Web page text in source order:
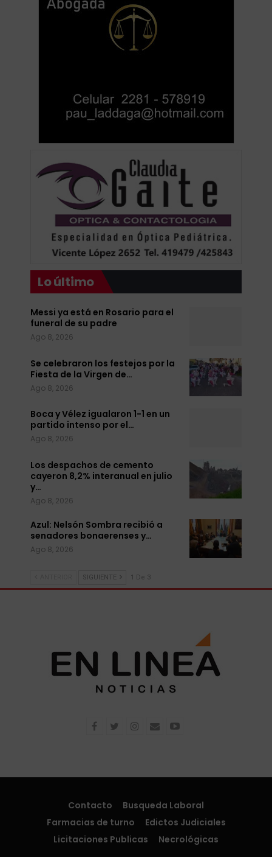
Lo último
Messi ya está en Rosario para el
funeral de su padre
Ago 8, 2026
Se celebraron los festejos por la
Fiesta de la Virgen de…
Ago 8, 2026
Boca y Vélez igualaron 1-1 en un
partido intenso por el…
Ago 8, 2026
Los despachos de cemento
cayeron 8,2% interanual en julio
y…
Ago 8, 2026
Azul: Nelsón Sombra recibió a
senadores bonaerenses y…
Ago 8, 2026
SIGUIENTE 1 De 3
Contacto
Busqueda Laboral
Farmacias de turno
Edictos Judiciales
Licitaciones Publicas
Necrológicas